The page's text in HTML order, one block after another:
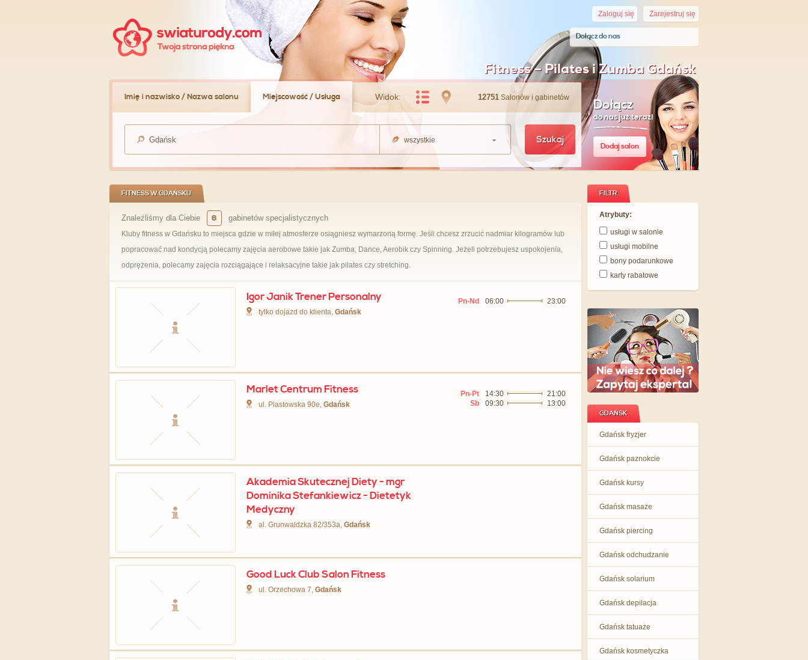
Zarejestruj się
Zaloguj się
Dołącz do nas
Fitness – Pilates i Zumba Gdańsk
Imię i nazwisko / Nazwa salonu Miejscowość / Usługa 12751 Salonów i gabinetów
Widok:
wszystkie Szukaj
Dołącz
do nas już teraz!
Dodaj salon
FITNESS W GDAŃSKU
Znaleźliśmy dla Ciebie 6 gabinetów specjalistycznych
Kluby fitness w Gdańsku to miejsca gdzie w miłej atmosferze osiągniesz wymarzoną formę. Jeśli chcesz zrzucić nadmiar kilogramów lub
popracować nad kondycją polecamy zajęcia aerobowe takie jak Zumba, Dance, Aerobik czy Spinning. Jeżeli potrzebujesz uspokojenia,
odprężenia, polecamy zajęcia rozciągające i relaksacyjne takie jak pilates czy stretching.
Igor Janik Trener Personalny
tylko dojazd do klienta, Gdańsk
Pn-Nd 06:00 23:00
Marlet Centrum Fitness
ul. Piastowska 90e, Gdańsk
Pn-Pt 14:30
21:00
Sb
09:30 13:00
Akademia Skutecznej Diety - mgr
Dominika Stefankiewicz - Dietetyk
Medyczny
al. Grunwaldzka 82/353a, Gdańsk
Good Luck Club Salon Fitness
ul. Orzechowa 7, Gdańsk
FILTR
Atrybuty:
usługi w salonie
usługi mobilne
bony podarunkowe
karty rabatowe
GDAŃSK
Gdańsk fryzjer
Gdańsk paznokcie
Gdańsk kursy
Gdańsk masaże
Gdańsk piercing
Gdańsk odchudzanie
Gdańsk solarium
Gdańsk depilacja
Gdańsk tatuaże
Gdańsk kosmetyczka